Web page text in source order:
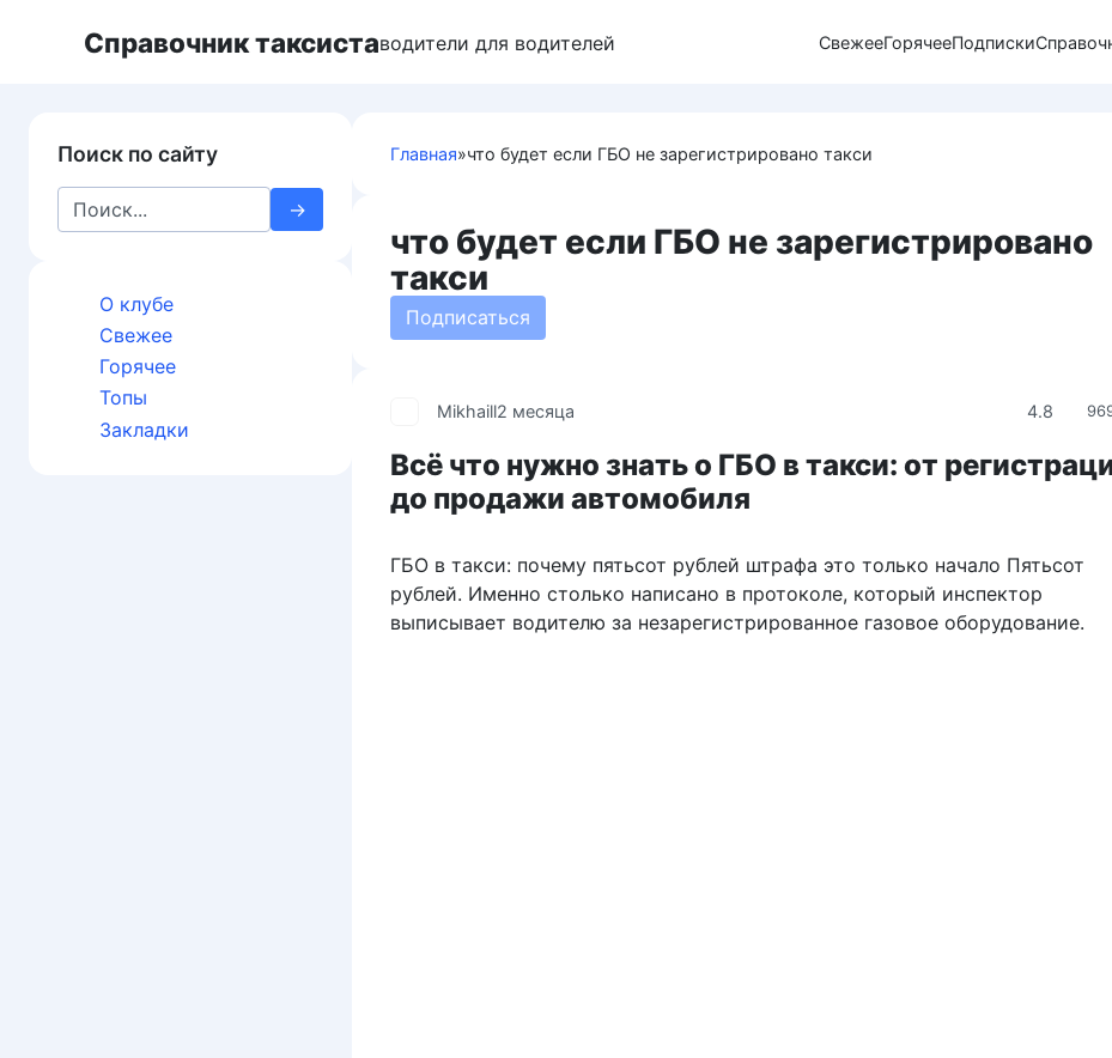
Справочник таксиставодители для водителей СвежееГорячееПодписки
Главная»что будет если ГБО не зарегистрировано такси
что будет если ГБО не зарегистрировано
такси
Подписаться
4.8
Mikhaill2 месяца
Всё что нужно знать о ГБО в такси: от
до продажи автомобиля
ГБО в такси: почему пятьсот рублей штрафа это только начало Пятьсот
рублей. Именно столько написано в протоколе, который инспектор
выписывает водителю за незарегистрированное газовое оборудование.
Поиск по сайту
Search
for:
О клубе
Свежее
Горячее
Топы
Закладки